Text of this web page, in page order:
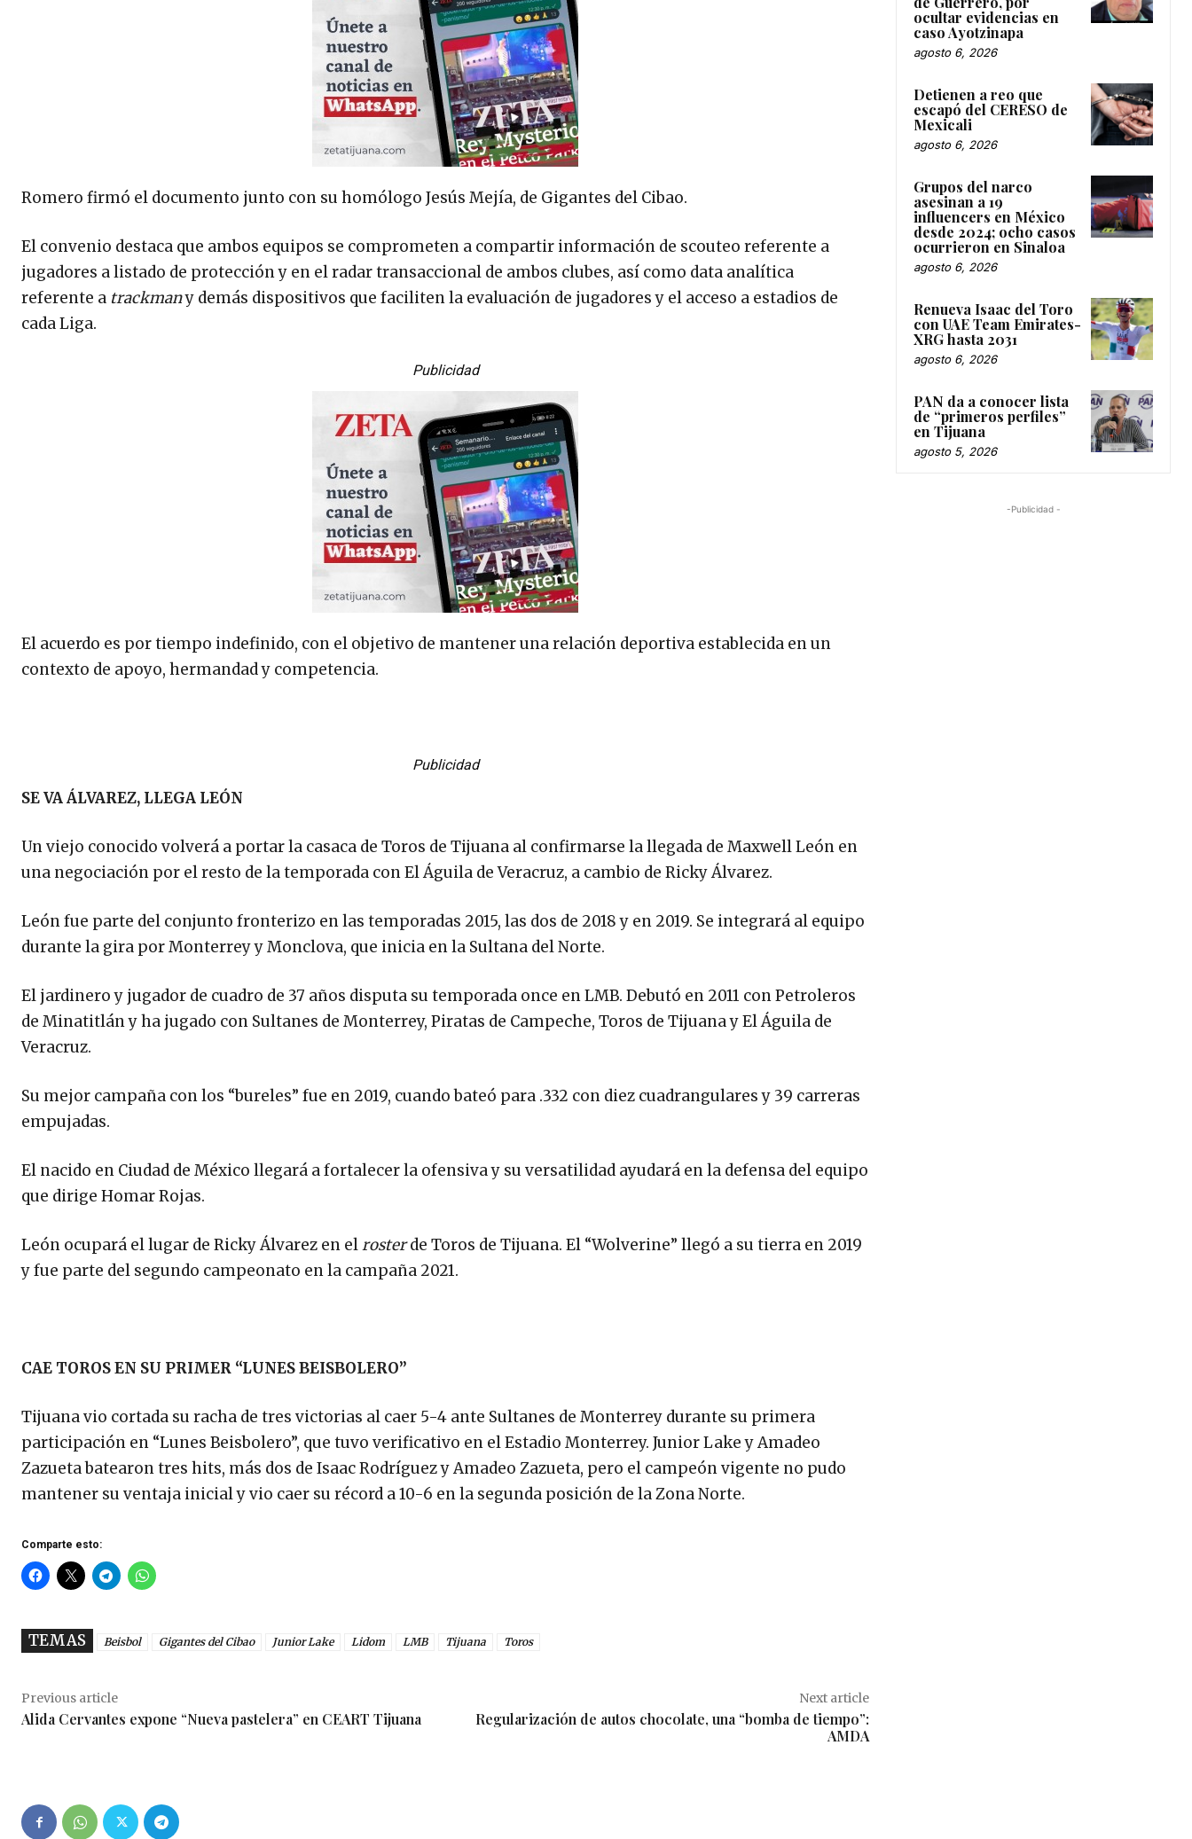
Romero firmó el documento junto con su homólogo Jesús Mejía, de Gigantes del Cibao.
El convenio destaca que ambos equipos se comprometen a compartir información de scouteo referente a
jugadores a listado de protección y en el radar transaccional de ambos clubes, así como data analítica
referente a trackmany demás dispositivos que faciliten la evaluación de jugadores y el acceso a estadios de
cada Liga.
Publicidad
El acuerdo es por tiempo indefinido, con el objetivo de mantener una relación deportiva establecida en un
contexto de apoyo, hermandad y competencia.
Publicidad
SE VA ÁLVAREZ, LLEGA LEÓN
Un viejo conocido volverá a portar la casaca de Toros de Tijuana al confirmarse la llegada de Maxwell León en
una negociación por el resto de la temporada con El Águila de Veracruz, a cambio de Ricky Álvarez.
León fue parte del conjunto fronterizo en las temporadas 2015, las dos de 2018 y en 2019. Se integrará al equipo
durante la gira por Monterrey y Monclova, que inicia en la Sultana del Norte.
El jardinero y jugador de cuadro de 37 años disputa su temporada once en LMB. Debutó en 2011 con Petroleros
de Minatitlán y ha jugado con Sultanes de Monterrey, Piratas de Campeche, Toros de Tijuana y El Águila de
Veracruz.
Su mejor campaña con los “bureles” fue en 2019, cuando bateó para .332 con diez cuadrangulares y 39 carreras
empujadas.
El nacido en Ciudad de México llegará a fortalecer la ofensiva y su versatilidad ayudará en la defensa del equipo
que dirige Homar Rojas.
León ocupará el lugar de Ricky Álvarez en elrosterde Toros de Tijuana. El “Wolverine” llegó a su tierra en 2019
y fue parte del segundo campeonato en la campaña 2021.
CAE TOROS EN SU PRIMER “LUNES BEISBOLERO”
Tijuana vio cortada su racha de tres victorias al caer 5-4 ante Sultanes de Monterrey durante su primera
participación en “Lunes Beisbolero”, que tuvo verificativo en el Estadio Monterrey. Junior Lake y Amadeo
Zazueta batearon tres hits, más dos de Isaac Rodríguez y Amadeo Zazueta, pero el campeón vigente no pudo
mantener su ventaja inicial y vio caer su récord a 10-6 en la segunda posición de la Zona Norte.
Comparte esto:
TEMAS Beisbol Gigantes del Cibao Junior Lake Lidom LMB Tijuana Toros
Previous article
Alida Cervantes expone “Nueva pastelera” en CEART Tijuana
Next article
Regularización de autos chocolate, una “bomba de tiempo”:
AMDA
ocultar evidencias en
caso Ayotzinapa
agosto 6, 2026
Detienen a reo que
escapó del CERESO de
Mexicali
agosto 6, 2026
Grupos del narco
asesinan a 19
influencers en México
desde 2024; ocho casos
ocurrieron en Sinaloa
agosto 6, 2026
Renueva Isaac del Toro
con UAE Team Emirates-
XRG hasta 2031
agosto 6, 2026
PAN da a conocer lista
de “primeros perfiles”
en Tijuana
agosto 5, 2026
-Publicidad -